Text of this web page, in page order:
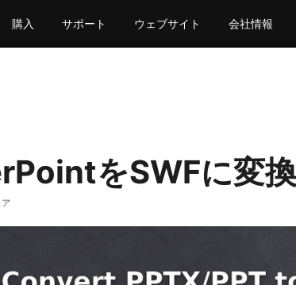
購入 サポート ウェブサイト 会社情報
をSWFに変